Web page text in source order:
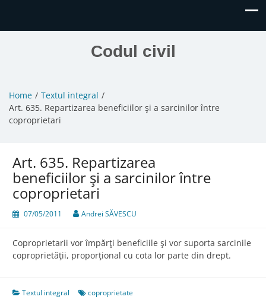
Codul civil
Home
Textul integral
Art. 635. Repartizarea beneficiilor şi a sarcinilor între
coproprietari
Art. 635. Repartizarea
beneficiilor şi a sarcinilor între
coproprietari
07/05/2011 Andrei SĂVESCU
Coproprietarii vor împărţi beneficiile şi vor suporta sarcinile
coproprietăţii, proporţional cu cota lor parte din drept.
Textul integral coproprietate